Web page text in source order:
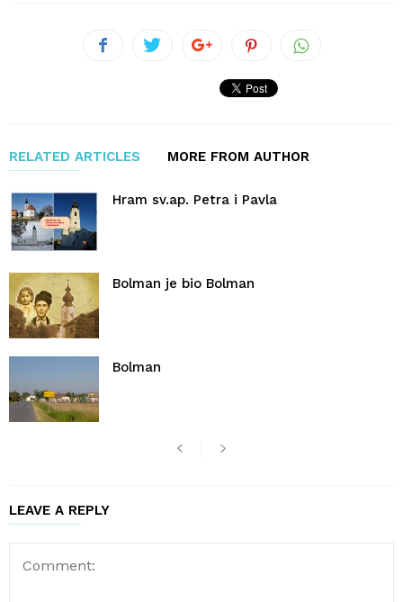
RELATED ARTICLES MORE FROM AUTHOR
Hram sv.ap. Petra i Pavla
Bolman je bio Bolman
Bolman
LEAVE A REPLY